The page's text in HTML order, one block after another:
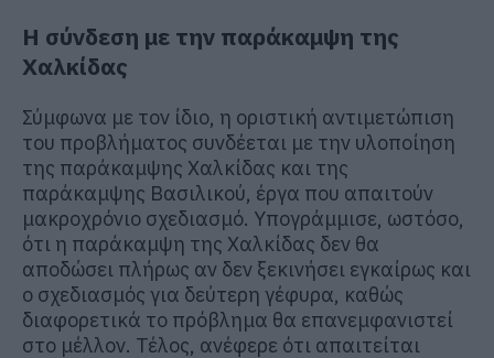
Η σύνδεση με την παράκαμψη της
Χαλκίδας
Σύμφωνα με τον ίδιο, η οριστική αντιμετώπιση
του προβλήματος συνδέεται με την υλοποίηση
της παράκαμψης Χαλκίδας και της
παράκαμψης Βασιλικού, έργα που απαιτούν
μακροχρόνιο σχεδιασμό. Υπογράμμισε, ωστόσο,
ότι η παράκαμψη της Χαλκίδας δεν θα
αποδώσει πλήρως αν δεν ξεκινήσει εγκαίρως και
ο σχεδιασμός για δεύτερη γέφυρα, καθώς
διαφορετικά το πρόβλημα θα επανεμφανιστεί
στο μέλλον. Τέλος, ανέφερε ότι απαιτείται